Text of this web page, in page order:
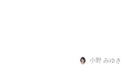
小野 みゆき